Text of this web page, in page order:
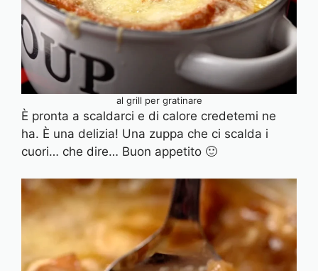
al grill per gratinare
È pronta a scaldarci e di calore credetemi ne
ha. È una delizia! Una zuppa che ci scalda i
cuori… che dire… Buon appetito 🙂